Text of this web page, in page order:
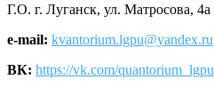
Г.О. г. Луганск, ул. Матросова, 4а
e-mail: kvantorium.lgpu@yandex.ru
ВК: https://vk.com/quantorium_lgpu